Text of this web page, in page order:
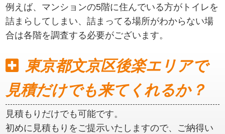
例えば、マンションの5階に住んでいる方がトイレを
詰まらしてしまい、詰まってる場所がわからない場
合は各階を調査する必要がございます。
東京都文京区後楽エリアで
見積だけでも来てくれるか？
見積もりだけでも可能です。
初めに見積もりをご提示いたしますので、ご納得い